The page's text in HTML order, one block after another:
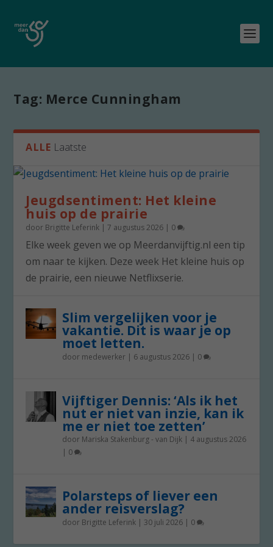
Tag: Merce Cunningham
ALLE Laatste
Jeugdsentiment: Het kleine
huis op de prairie
door Brigitte Leferink |7 augustus 2026 | 0
Elke week geven we op Meerdanvijftig.nl een tip
om naar te kijken. Deze week Het kleine huis op
de prairie, een nieuwe Netflixserie.
Slim vergelijken voor je
vakantie. Dit is waar je op
moet letten.
door medewerker | 6 augustus 2026 | 0
Vijftiger Dennis: ‘Als ik het
nut er niet van inzie, kan ik
me er niet toe zetten’
door Mariska Stakenburg - van Dijk | 4 augustus 2026
| 0
Polarsteps of liever een
ander reisverslag?
door Brigitte Leferink | 30 juli 2026 | 0